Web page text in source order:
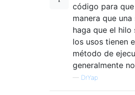
código para
manera que una
haga que el hilo
los usos tienen
método de
generalmente
— DrYap